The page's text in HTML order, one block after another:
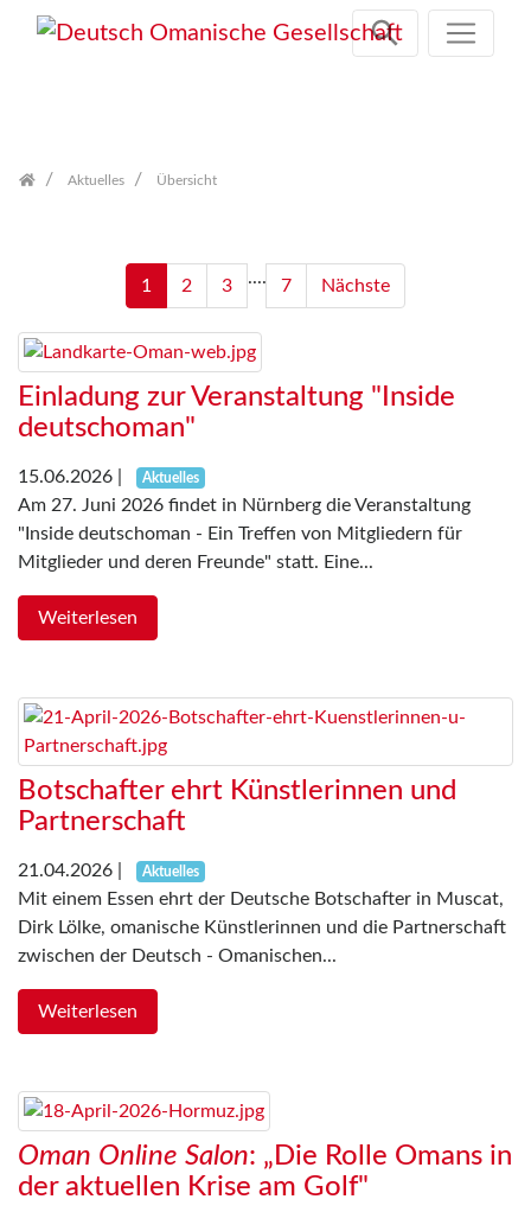
Aktuelles Übersicht
1 2 3 .... 7 Nächste
Einladung zur Veranstaltung "Inside
deutschoman"
15.06.2026 Aktuelles
Am 27. Juni 2026 findet in Nürnberg die Veranstaltung
"Inside deutschoman - Ein Treffen von Mitgliedern für
Mitglieder und deren Freunde" statt. Eine...
Weiterlesen
Botschafter ehrt Künstlerinnen und
Partnerschaft
21.04.2026 Aktuelles
Mit einem Essen ehrt der Deutsche Botschafter in Muscat,
Dirk Lölke, omanische Künstlerinnen und die Partnerschaft
zwischen der Deutsch - Omanischen...
Weiterlesen
Oman Online Salon: „Die Rolle Omans in
der aktuellen Krise am Golf"